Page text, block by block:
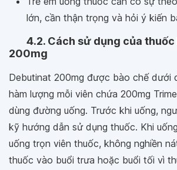
lớn, cần thận trọng và hỏi ý kiến
4.2. Cách sử dụng của
200mg
Debutinat 200mg được bào chế dưới
hàm lượng mỗi viên chứa 200mg
dùng đường uống. Trước khi uống,
kỹ hướng dẫn sử dụng thuốc. Khi
uống trọn viên thuốc, không nghiền
thuốc vào buổi trưa hoặc buổi tối vì